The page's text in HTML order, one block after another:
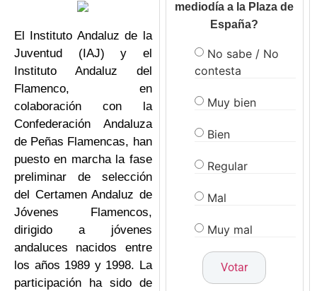
El Instituto Andaluz de la
Juventud (IAJ) y el
Instituto Andaluz del
Flamenco, en
colaboración con la
Confederación Andaluza
de Peñas Flamencas, han
puesto en marcha la fase
preliminar de selección
del Certamen Andaluz de
Jóvenes Flamencos,
dirigido a jóvenes
andaluces nacidos entre
los años 1989 y 1998. La
participación ha sido de
mediodía a la Plaza de
España?
No sabe / No
contesta
Muy bien
Bien
Regular
Mal
Muy mal